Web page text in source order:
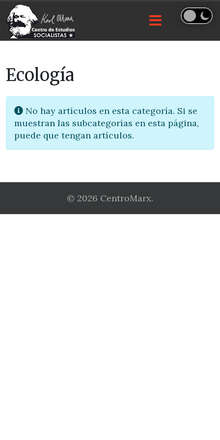
Ecología
Info
No hay artículos en esta categoría. Si se
muestran las subcategorías en esta página,
puede que tengan artículos.
© 2026 CentroMarx.